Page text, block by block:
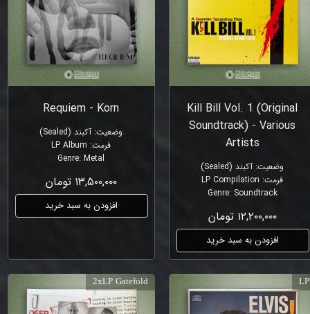
Kill Bill Vol. 1 (Original
Soundtrack) - Various
Artists
وضعیت: آکبند (Sealed)
فرمت:
LP Compilation
Genre: Soundtrack
۱۲,۲۰۰,۰۰۰ تومان
افزودن به سبد خرید
Requiem - Korn
وضعیت: آکبند (Sealed)
فرمت:
LP Album
Genre:Metal
۱۳,۵۰۰,۰۰۰ تومان
افزودن به سبد خرید
LP
2xLP Gatefold